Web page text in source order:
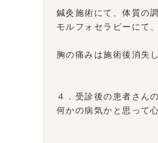
鍼灸施術にて、体質の
モルフォセラピーにて
胸の痛みは施術後消失
４．受診後の患者さん
何かの病気かと思って